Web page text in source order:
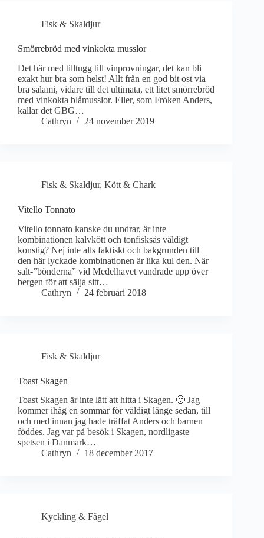
Fisk & Skaldjur
Smörrebröd med vinkokta musslor
Det här med tilltugg till vinprovningar, det kan bli
exakt hur bra som helst! Allt från en god bit ost via
bra salami, vidare till det ultimata, ett litet smörrebröd
med vinkokta blåmusslor. Eller, som Fröken Anders,
kallar det GBG…
Cathryn
24 november 2019
Fisk & Skaldjur, Kött & Chark
Vitello Tonnato
Vitello tonnato kanske du undrar, är inte
kombinationen kalvkött och tonfisksås väldigt
konstig? Nej inte alls faktiskt och bakgrunden till
den här lyckade kombinationen är lika kul den. När
salt-”bönderna” vid Medelhavet vandrade upp över
bergen för att sälja sitt…
Cathryn
24 februari 2018
Fisk & Skaldjur
Toast Skagen
Toast Skagen är inte lätt att hitta i Skagen. 🙂 Jag
kommer ihåg en sommar för väldigt länge sedan, till
och med innan jag hade träffat Anders och barnen
föddes. Jag var på besök i Skagen, nordligaste
spetsen i Danmark…
Cathryn
18 december 2017
Kyckling & Fågel